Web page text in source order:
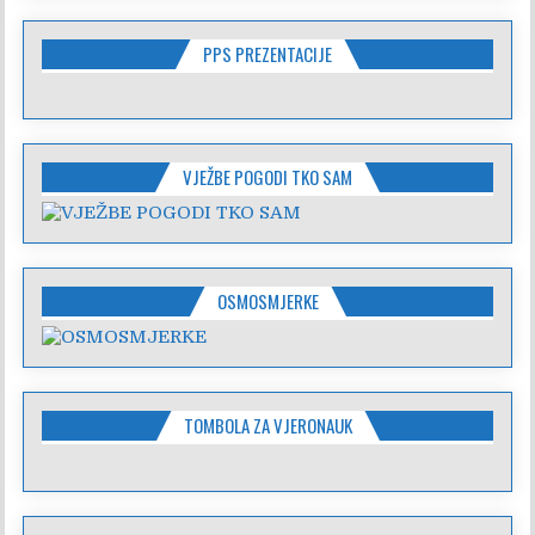
PPS PREZENTACIJE
VJEŽBE POGODI TKO SAM
OSMOSMJERKE
TOMBOLA ZA VJERONAUK